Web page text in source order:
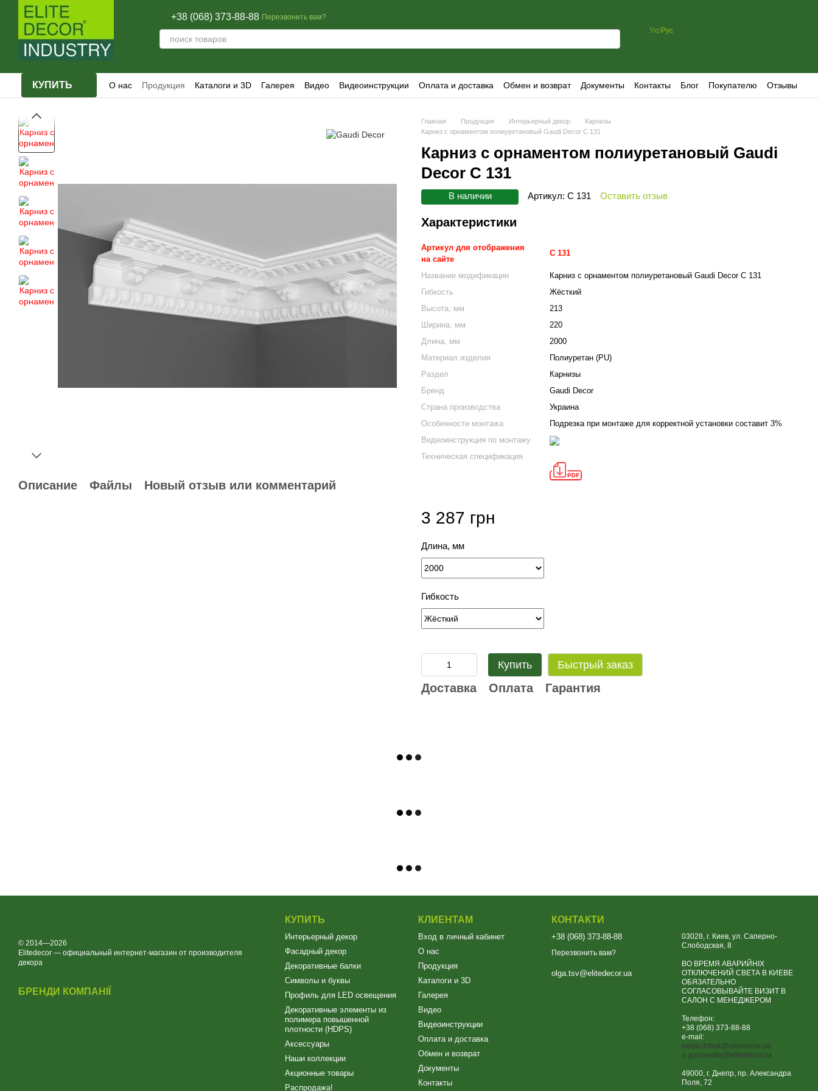
Перейти к основному контенту
+38 (068) 373-88-88 Перезвонить вам?
Укр Рус
КУПИТЬ О нас Продукция Каталоги и 3D Галерея Видео Видеоинструкции Оплата и доставка Обмен и возврат Документы Контакты Блог Покупателю Отзывы
Описание Файлы Новый отзыв или комментарий
Главная Продукция Интерьерный декор
Карнизы
Карниз с орнаментом полиуретановый Gaudi Decor C 131
Карниз с орнаментом полиуретановый Gaudi
Decor C 131
В наличии Артикул: C 131 Оставить отзыв
Характеристики
Артикул для отображения
на сайте
C 131
Название модификации
Карниз с орнаментом полиуретановый Gaudi Decor C 131
Гибкость
Жёсткий
Высота, мм
213
Ширина, мм
220
Длина, мм
2000
Материал изделия
Полиуретан (PU)
Раздел
Карнизы
Бренд
Gaudi Decor
Страна производства
Украина
Особенности монтажа
Подрезка при монтаже для корректной установки составит 3%
Видеоинструкция по монтажу
Техническая спецификация
3 287 грн
Длина, мм
Гибкость
Купить Быстрый заказ
Доставка Оплата Гарантия
© 2014—2026
Elitedecor — официальный интернет-магазин от производителя
декора
БРЕНДИ КОМПАНІЇ
КУПИТЬ
Интерьерный декор
Фасадный декор
Декоративные балки
Символы и буквы
Профиль для LED освещения
Декоративные элементы из
полимера повышенной
плотности (HDPS)
Аксессуары
Наши коллекции
Акционные товары
Распродажа!
КЛИЕНТАМ
Вход в личный кабинет
О нас
Продукция
Каталоги и 3D
Галерея
Видео
Видеоинструкции
Оплата и доставка
Обмен и возврат
Документы
Контакты
КОНТАКТИ
+38 (068) 373-88-88
Перезвонить вам?
olga.tsv@elitedecor.ua
03028, г. Киев, ул. Саперно-
Слободская, 8
ВО ВРЕМЯ АВАРИЙНІХ
ОТКЛЮЧЕНИЙ СВЕТА В КИЕВЕ
ОБЯЗАТЕЛЬНО
СОГЛАСОВЫВАЙТЕ ВИЗИТ В
САЛОН С МЕНЕДЖЕРОМ
Телефон:
+38 (068) 373-88-88
e-mail:
nelya.ilchuk@elitedecor.ua
a.gudzevata@elitedecor.ua
49000, г. Днепр, пр. Александра
Поля, 72